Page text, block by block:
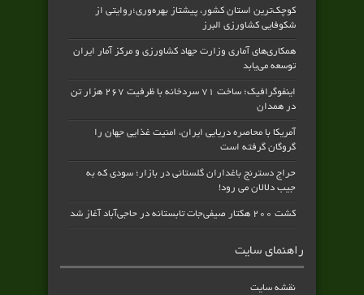
کوچک‌ترین استان کشور، پیشتاز بهره‌وری؛روایتی از
شکوفایی کشاورزی البرز
همکاری‌های آماری وزارت جهاد کشاورزی و مرکز آمار ایران
توسعه می‌یابد
اینفوگرافیک؛ ساخت ۷۱ سردخانه با ظرفیت ۲۶۷ هزار تن
در همدان
آمریکا با محاصره دریایی ایران، امنیت غذایی جهان را
گروگان گرفته است
حراج دسترنج باغداران گلستانی در بازار؛ سودی که به
جیب دلالان می رود!
کشت ۲۰۰ هکتار صیفی‌جات تابستانه در حاجی‌آباد آغاز شد
راهنمای سایت
نقشه سایت